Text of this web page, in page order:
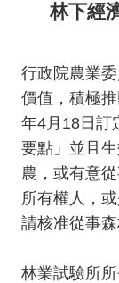
林下經
行政院農業
價值，積極
年4月18日訂
要點」並且
農，或有意
所有權人，
請核准從事
林業試驗所